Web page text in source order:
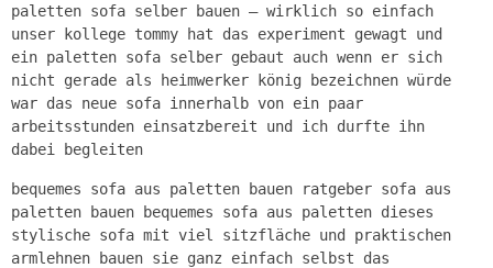
paletten sofa selber bauen – wirklich so einfach
unser kollege tommy hat das experiment gewagt und
ein paletten sofa selber gebaut auch wenn er sich
nicht gerade als heimwerker könig bezeichnen würde
war das neue sofa innerhalb von ein paar
arbeitsstunden einsatzbereit und ich durfte ihn
dabei begleiten
bequemes sofa aus paletten bauen ratgeber sofa aus
paletten bauen bequemes sofa aus paletten dieses
stylische sofa mit viel sitzfläche und praktischen
armlehnen bauen sie ganz einfach selbst das